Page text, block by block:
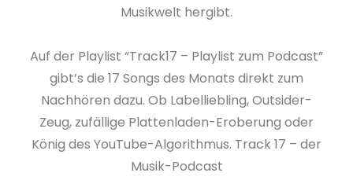
Musikwelt hergibt.
Auf der Playlist “Track17 – Playlist zum Podcast”
gibt’s die 17 Songs des Monats direkt zum
Nachhören dazu. Ob Labelliebling, Outsider-
Zeug, zufällige Plattenladen-Eroberung oder
König des YouTube-Algorithmus. Track 17 – der
Musik-Podcast